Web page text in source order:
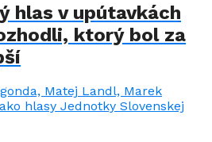
hlas v upútavkách
ktorý bol za